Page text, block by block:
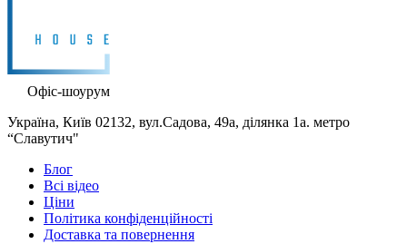
Офіс-шоурум
Україна, Київ 02132, вул.Садова, 49а, ділянка 1а. метро
“Славутич"
Блог
Всі відео
Ціни
Політика конфіденційності
Доставка та повернення